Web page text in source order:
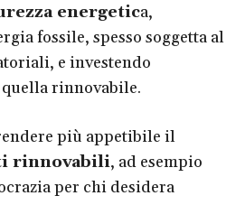
energetica,
fossile, spesso soggetta al
e investendo
rinnovabile.
più appetibile il
rinnovabili, ad esempio
per chi desidera